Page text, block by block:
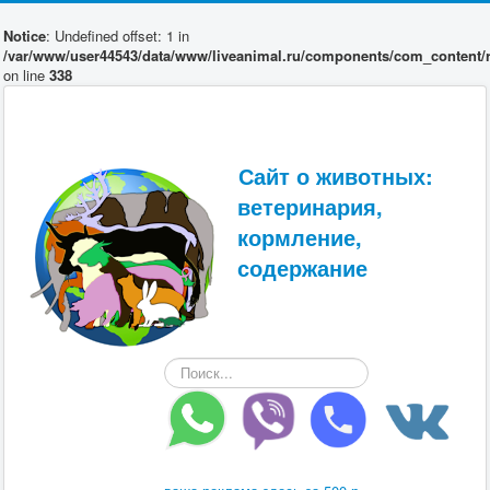
Notice: Undefined offset: 1 in
/var/www/user44543/data/www/liveanimal.ru/components/
on line 338
Сайт о животных:
ветеринария,
кормление,
содержание
Искать...